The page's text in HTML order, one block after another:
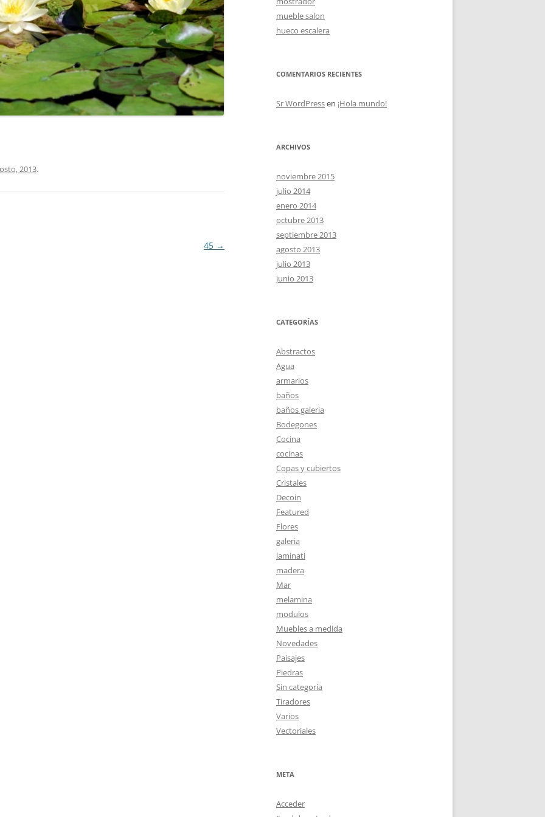
COCINA
COPAS Y CUBIERTOS
FLORES
PAISAJES
2013.
45 →
mueble salon
hueco escalera
COMENTARIOS RECIENTES
Sr WordPressen ¡Hola mundo!
ARCHIVOS
noviembre 2015
julio 2014
enero 2014
octubre 2013
septiembre 2013
agosto 2013
julio 2013
junio 2013
CATEGORÍAS
Abstractos
Agua
armarios
baños
baños galeria
Bodegones
Cocina
cocinas
Copas y cubiertos
Cristales
Decoin
Featured
Flores
galeria
laminati
madera
Mar
melamina
modulos
Muebles a medida
Novedades
Paisajes
Piedras
Sin categoría
Tiradores
Varios
Vectoriales
META
Acceder